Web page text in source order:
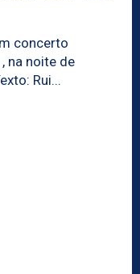
concerto
na noite de
com lotação esgotada. Texto: Rui...